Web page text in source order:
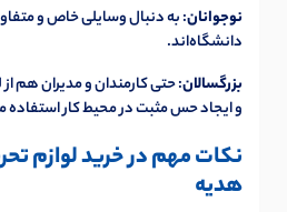
نوجوانان: به دنبال وسایلی خاص و
دانشگاه‌اند.
بزرگسالان: حتی کارمندان و مدیران هم از
و ایجاد حس مثبت در محیط کار استفاده
نکات مهم در خرید لوازم
هدیه